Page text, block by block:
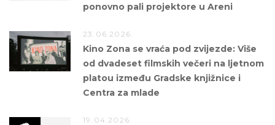
ponovno pali projektore u Areni
23.06.2026.
Kino Zona se vraća pod zvijezde: Više
od dvadeset filmskih večeri na ljetnom
platou između Gradske knjižnice i
Centra za mlade
19.04.2026.